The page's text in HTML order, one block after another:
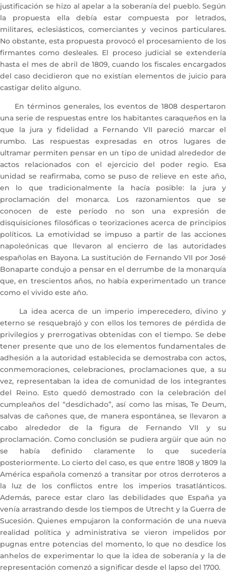
justificación se hizo al apelar a la soberanía del pueblo. Según
la propuesta ella debía estar compuesta por letrados,
militares, eclesiásticos, comerciantes y vecinos particulares.
No obstante, esta propuesta provocó el procesamiento de los
firmantes como desleales. El proceso judicial se extendería
hasta el mes de abril de 1809, cuando los fiscales encargados
del caso decidieron que no existían elementos de juicio para
castigar delito alguno.
En términos generales, los eventos de 1808 despertaron
una serie de respuestas entre los habitantes caraqueños en la
que la jura y fidelidad a Fernando VII pareció marcar el
rumbo. Las respuestas expresadas en otros lugares de
ultramar permiten pensar en un tipo de unidad alrededor de
actos relacionados con el ejercicio del poder regio. Esa
unidad se reafirmaba, como se puso de relieve en este año,
en lo que tradicionalmente la hacía posible: la jura y
proclamación del monarca. Los razonamientos que se
conocen de este período no son una expresión de
disquisiciones filosóficas o teorizaciones acerca de principios
políticos. La emotividad se impuso a partir de las acciones
napoleónicas que llevaron al encierro de las autoridades
españolas en Bayona. La sustitución de Fernando VII por José
Bonaparte condujo a pensar en el derrumbe de la monarquía
que, en trescientos años, no había experimentado un trance
como el vivido este año.
La idea acerca de un imperio imperecedero, divino y
eterno se resquebrajó y con ellos los temores de pérdida de
privilegios y prerrogativas obtenidas con el tiempo. Se debe
tener presente que uno de los elementos fundamentales de
adhesión a la autoridad establecida se demostraba con actos,
conmemoraciones, celebraciones, proclamaciones que, a su
vez, representaban la idea de comunidad de los integrantes
del Reino. Esto quedó demostrado con la celebración del
cumpleaños del “desdichado”, así como las misas, Te Deum,
salvas de cañones que, de manera espontánea, se llevaron a
cabo alrededor de la figura de Fernando VII y su
proclamación. Como conclusión se pudiera argüir que aún no
se había definido claramente lo que sucedería
posteriormente. Lo cierto del caso, es que entre 1808 y 1809 la
América española comenzó a transitar por otros derroteros a
la luz de los conflictos entre los imperios trasatlánticos.
Además, parece estar claro las debilidades que España ya
venía arrastrando desde los tiempos de Utrecht y la Guerra de
Sucesión. Quienes empujaron la conformación de una nueva
realidad política y administrativa se vieron impelidos por
pugnas entre potencias del momento, lo que no desdice los
anhelos de experimentar lo que la idea de soberanía y la de
representación comenzó a significar desde el lapso del 1700.